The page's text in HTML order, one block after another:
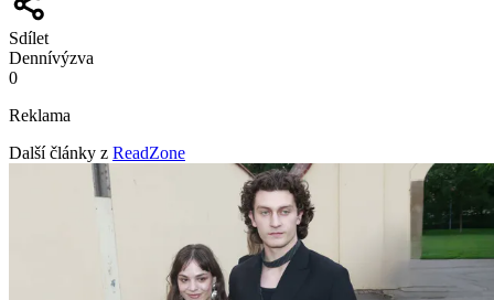
Sdílet
Dennívýzva
0
Reklama
Další články z ReadZone